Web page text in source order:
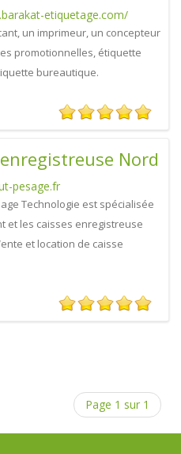
etiquetage.com/
un imprimeur, un concepteur
promotionnelles, étiquette
bureautique.
Nord
pesage.fr
Technologie est spécialisée
et les caisses enregistreuse
et location de caisse
Page 1 sur 1